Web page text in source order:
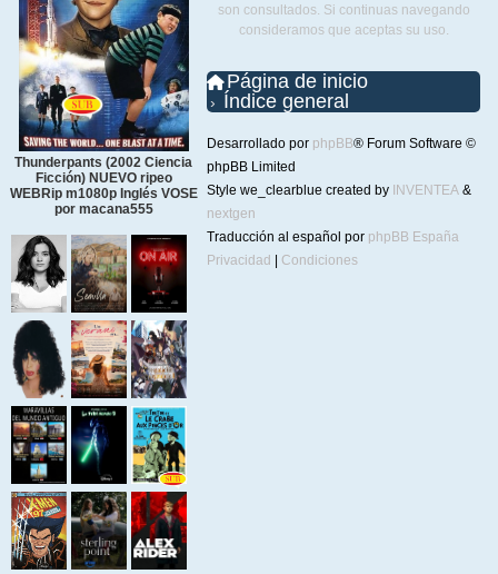
Thunderpants (2002 Ciencia
Ficción) NUEVO ripeo
WEBRip m1080p Inglés VOSE
por macana555
son consultados. Si continuas navegando
consideramos que aceptas su uso.
Página de inicio
Índice general
Desarrollado por phpBB® Forum Software ©
phpBB Limited
Style we_clearblue created by INVENTEA &
nextgen
Traducción al español por phpBB España
Privacidad | Condiciones